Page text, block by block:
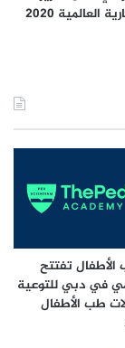
ويستفيد
من أڤايا،
إلى منصات
نحن
المُستندة
بشكل
الصحيحة
2020
تفتتح
في دبي للتوعية
طب الأطفال